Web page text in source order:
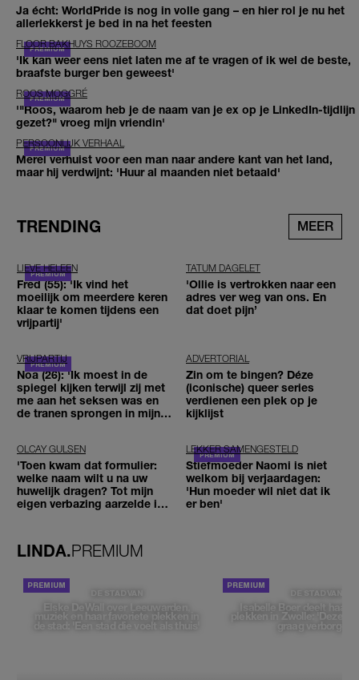
Ja écht: WorldPride is nog in volle gang – en hier rol je nu het
allerlekkerst je bed in na het feesten
FLOOR BAKHUYS ROOZEBOOM
'Ik kan weer eens niet laten me af te vragen of ik wel de beste,
braafste burger ben geweest'
ROOS MOGGRÉ
'"Roos, waarom heb je de naam van je ex op je LinkedIn-tijdlijn
gezet?" vroeg mijn vriendin'
PERSOONLIJK VERHAAL
Merel verhuist voor een man naar andere kant van het land,
maar hij verdwijnt: 'Huur al maanden niet betaald'
TRENDING MEER
LIEVE HELEEN
Fred (55): 'Ik vind het
moeilijk om meerdere keren
klaar te komen tijdens een
vrijpartij'
TATUM DAGELET
'Ollie is vertrokken naar een
adres ver weg van ons. En
dat doet pijn’
VRIJPARTIJ
Noa (26): 'Ik moest in de
spiegel kijken terwijl zij met
me aan het seksen was en
de tranen sprongen in mijn
ADVERTORIAL
Zin om te bingen? Déze
(iconische) queer series
verdienen een plek op je
kijklijst
OLCAY GULSEN
'Toen kwam dat formulier:
welke naam wilt u na uw
huwelijk dragen? Tot mijn
eigen verbazing aarzelde ik
LEKKER SAMENGESTELD
Stiefmoeder Naomi is niet
welkom bij verjaardagen:
'Hun moeder wil niet dat ik
er ben'
LINDA.PREMIUM
DE STAD VAN
Elske DeWall over Leeuwarden,
muziek en haar favoriete plekken in
de stad: 'Een stad die voelt als thuis'
DE STAD VAN
Isabelle Boer deelt haar
plekken in Zwolle: 'Deze
graag verborgen'